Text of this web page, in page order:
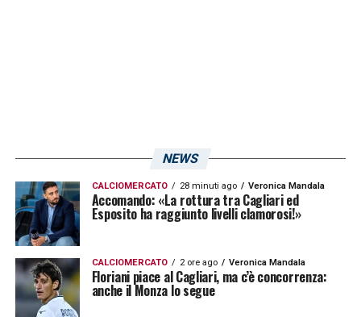
NEWS
CALCIOMERCATO 28 minuti ago Veronica Mandala
Accomando: «La rottura tra Cagliari ed
Esposito ha raggiunto livelli clamorosi!»
CALCIOMERCATO 2 ore ago Veronica Mandala
Floriani piace al Cagliari, ma c’è concorrenza:
anche il Monza lo segue